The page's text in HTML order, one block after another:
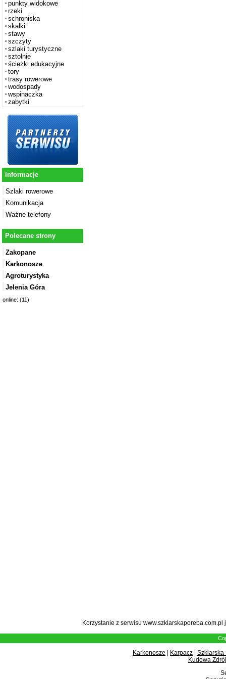
punkty widokowe
rzeki
schroniska
skałki
stawy
szczyty
szlaki turystyczne
sztolnie
ścieżki edukacyjne
tory
trasy rowerowe
wodospady
wspinaczka
zabytki
Informacje
Szlaki rowerowe
Komunikacja
Ważne telefony
Polecane strony
Zakopane
Karkonosze
Agroturystyka
Jelenia Góra
online: (11)
Korzystanie z serwisu
Karkonosze Karpacz
Szklarska
Kudowa